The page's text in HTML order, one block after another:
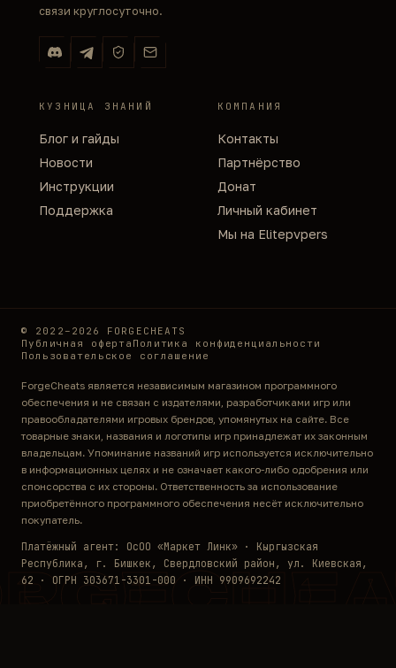
связи круглосуточно.
КУЗНИЦА ЗНАНИЙ
Блог и гайды
Новости
Инструкции
Поддержка
КОМПАНИЯ
Контакты
Партнёрство
Донат
Личный кабинет
Мы на Elitepvpers
© 2022–2026 FORGECHEATS
Публичная оферта Политика конфиденциальности
Пользовательское соглашение
ForgeCheats является независимым магазином программного
обеспечения и не связан с издателями, разработчиками игр или
правообладателями игровых брендов, упомянутых на сайте. Все
товарные знаки, названия и логотипы игр принадлежат их законным
владельцам. Упоминание названий игр используется исключительно
в информационных целях и не означает какого-либо одобрения или
спонсорства с их стороны. Ответственность за использование
приобретённого программного обеспечения несёт исключительно
покупатель.
Платёжный агент: ОсОО «Маркет Линк» · Кыргызская
Республика, г. Бишкек, Свердловский район, ул. Киевская,
62 · ОГРН 303671-3301-000 · ИНН 9909692242